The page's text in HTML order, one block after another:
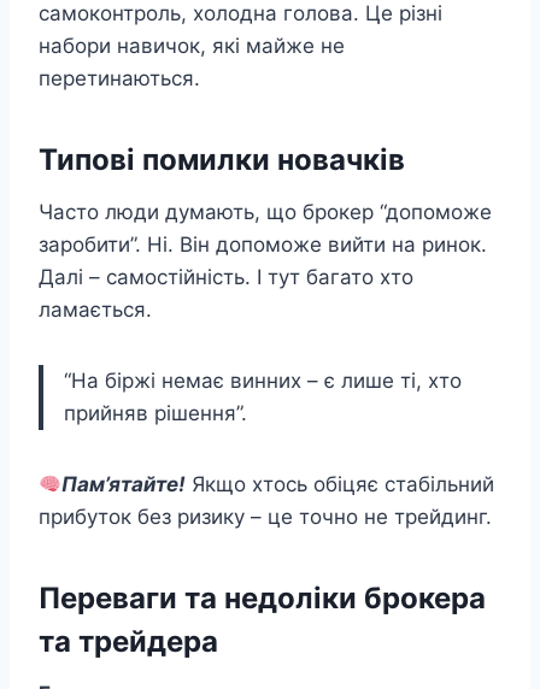
самоконтроль, холодна голова. Це різні
набори навичок, які майже не
перетинаються.
Типові помилки новачків
Часто люди думають, що брокер “допоможе
заробити”. Ні. Він допоможе вийти на ринок.
Далі – самостійність. І тут багато хто
ламається.
“На біржі немає винних – є лише ті, хто
прийняв рішення”.
Пам’ятайте! Якщо хтось обіцяє стабільний
прибуток без ризику – це точно не трейдинг.
Переваги та недоліки брокера
та трейдера